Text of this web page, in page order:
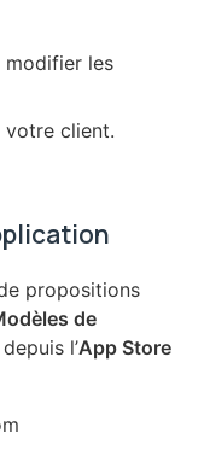
modifier les
votre client.
propositions
de
depuis l’App Store